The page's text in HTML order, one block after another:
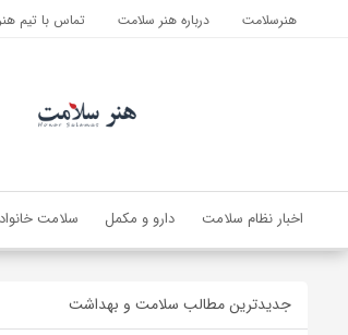
هنرسلامت درباره هنر سلامت تماس با تیم
اخبار نظام سلامت دارو و مکمل سلامت
جدیدترین مطالب سلامت و بهداشت